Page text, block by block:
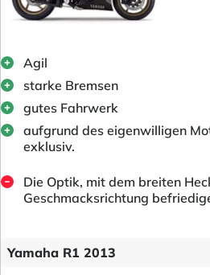
Agil
starke Bremsen
gutes Fahrwerk
aufgrund des eigenwilligen
exklusiv.
Die Optik, mit dem breiten
Geschmacksrichtung
Yamaha R1 2013